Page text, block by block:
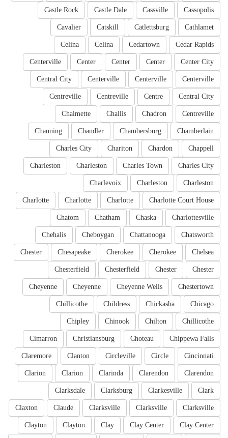
Cassopolis
Cassville
Castle Dale
Castle Rock
Cathlamet
Catlettsburg
Catskill
Cavalier
Cedar Rapids
Cedartown
Celina
Celina
Center City
Center
Center
Center
Centerville
Centerville
Centerville
Centerville
Central City
Central City
Centre
Centreville
Centreville
Centreville
Chadron
Challis
Chalmette
Chamberlain
Chambersburg
Chandler
Channing
Chappell
Chardon
Chariton
Charles City
Charles City
Charles Town
Charleston
Charleston
Charleston
Charleston
Charlevoix
Charlotte Court House
Charlotte
Charlotte
Charlotte
Charlottesville
Chaska
Chatham
Chatom
Chatsworth
Chattanooga
Cheboygan
Chehalis
Chelsea
Cherokee
Cherokee
Chesapeake
Chester
Chester
Chester
Chesterfield
Chesterfield
Chestertown
Cheyenne Wells
Cheyenne
Cheyenne
Chicago
Chickasha
Childress
Chillicothe
Chillicothe
Chilton
Chinook
Chipley
Chippewa Falls
Choteau
Christiansburg
Cimarron
Cincinnati
Circle
Circleville
Clanton
Claremore
Clarendon
Clarendon
Clarinda
Clarion
Clarion
Clark
Clarkesville
Clarksburg
Clarksdale
Clarksville
Clarksville
Clarksville
Claude
Claxton
Clay Center
Clay Center
Clay
Clayton
Clayton